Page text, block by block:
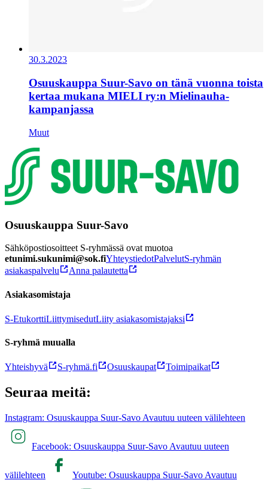
30.3.2023
Osuuskauppa Suur-Savo on tänä vuonna toista
kertaa mukana MIELI ry:n Mielinauha-
kampanjassa
Muut
Osuuskauppa Suur-Savo
Sähköpostiosoitteet S-ryhmässä ovat muotoa
etunimi.sukunimi@sok.fiYhteystiedotPalvelutS-ryhmän
asiakaspalvelu
Anna palautetta
Asiakasomistaja
S-EtukorttiLiittymisedutLiity asiakasomistajaksi
S-ryhmä muualla
Yhteishyvä S-ryhmä.fi Osuuskaupat Toimipaikat
Seuraa meitä:
Instagram: Osuuskauppa Suur-Savo Avautuu uuteen välilehteen
Facebook: Osuuskauppa Suur-Savo Avautuu uuteen
välilehteen Youtube: Osuuskauppa Suur-Savo Avautuu